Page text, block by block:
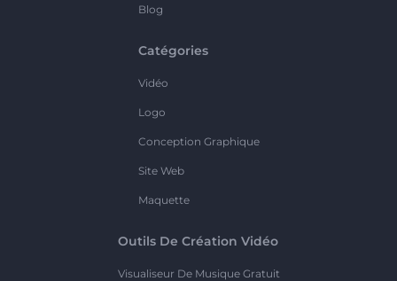
Blog
Catégories
Vidéo
Logo
Conception Graphique
Site Web
Maquette
Outils De Création Vidéo
Visualiseur De Musique Gratuit